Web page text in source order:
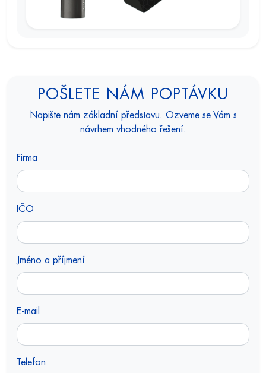
POŠLETE NÁM POPTÁVKU
Napište nám základní představu. Ozveme se Vám s
návrhem vhodného řešení.
Firma
IČO
Jméno a příjmení
E-mail
Telefon